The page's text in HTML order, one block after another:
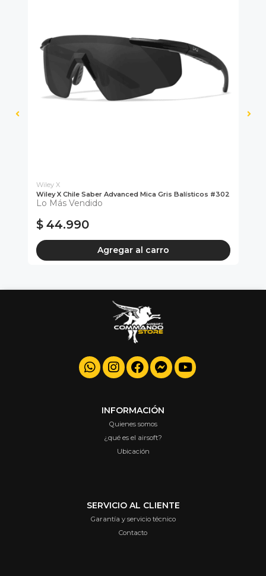
Wiley X
Wiley X Chile Saber Advanced Mica Gris Balísticos #302
Lo Más Vendido
$ 44.990
Agregar al carro
INFORMACIÓN
Quienes somos
¿qué es el airsoft?
Ubicación
SERVICIO AL CLIENTE
Garantía y servicio técnico
Contacto